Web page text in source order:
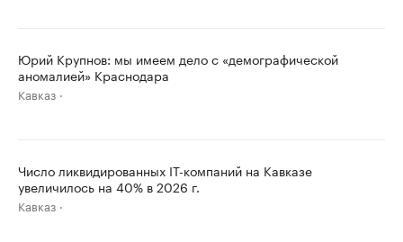
Юрий Крупнов: мы имеем дело с «демографической
аномалией» Краснодара
Кавказ
Число ликвидированных IT-компаний на Кавказе
увеличилось на 40% в 2026 г.
Кавказ